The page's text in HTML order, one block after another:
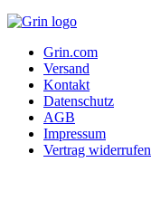
Grin.com
Versand
Kontakt
Datenschutz
AGB
Impressum
Vertrag widerrufen